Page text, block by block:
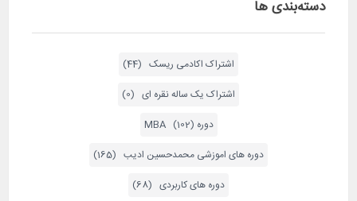
دسته‌بندی ها
اشتراک اکادمی ریسک (44)
اشتراک یک ساله نقره ای (0)
دوره MBA (102)
دوره های اموزشی محمدحسین ادیب (165)
دوره های کاربردی (68)